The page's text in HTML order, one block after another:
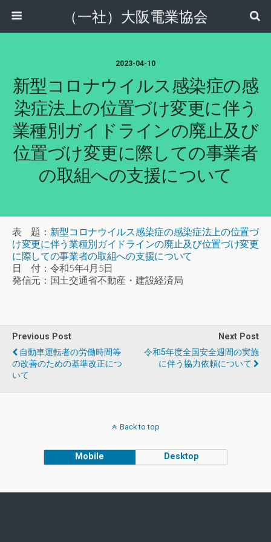
（一社）大阪電業協会
2023-04-10
新型コロナウイルス感染症の感
染症法上の位置づけ変更に伴う
業種別ガイドラインの廃止及び
位置づけ変更に際しての事業者
の取組への支援について
表 題： 新型コロナウイルス感染症の感染症法上の位置づ
け変更に伴う業種別ガイドラインの廃止及び位置づけ変更
に際しての事業者の取組への支援について
日 付：令和5年4月5日
発信元：国土交通省不動産・建設経済局
Previous Post
自動車運転者の労働時間等
の改善のための基準改正につ
いて
Next Post
令和5年度全国安全週間の実施
に伴う協力依頼について
Back to top
Mobile Desktop